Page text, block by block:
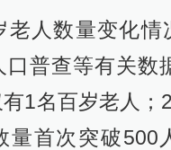
老人数量变化情
口普查等有关数
1名百岁老人；
量首次突破500